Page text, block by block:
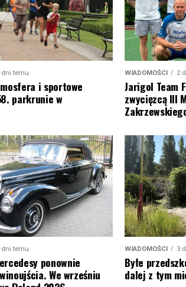
dni temu
i sportowe
parkrunie w
WIADOMOŚCI 2
Jarigol Team
zwycięzcą III
dni temu
ponownie
We wrześniu
WIADOMOŚCI 3
Byłe
dalej z tym